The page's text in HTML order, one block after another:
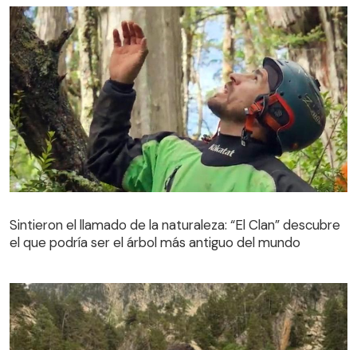
el que podría ser el árbol más antiguo del mundo
Sintieron el llamado de la naturaleza: “El Clan” descubre
el que podría ser el árbol más antiguo del mundo